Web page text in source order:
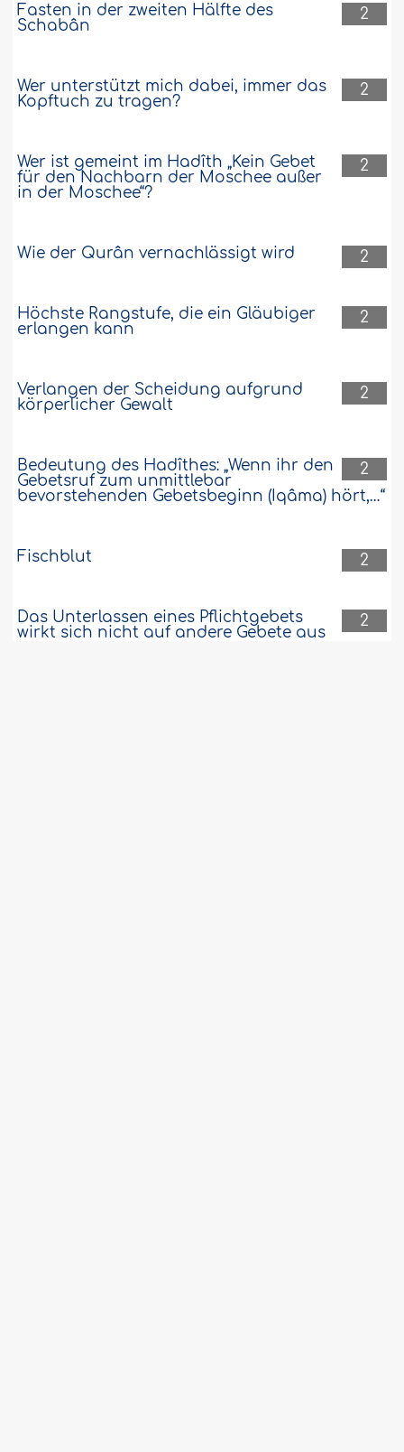
2
Fasten in der zweiten Hälfte des
Schabân
2
Wer unterstützt mich dabei, immer das
Kopftuch zu tragen?
2
Wer ist gemeint im Hadîth „Kein Gebet
für den Nachbarn der Moschee außer
in der Moschee“?
2
Wie der Qurân vernachlässigt wird
2
Höchste Rangstufe, die ein Gläubiger
erlangen kann
2
Verlangen der Scheidung aufgrund
körperlicher Gewalt
2
Bedeutung des Hadîthes: „Wenn ihr den
Gebetsruf zum unmittlebar
bevorstehenden Gebetsbeginn (Iqâma) hört,…“
2
Fischblut
2
Das Unterlassen eines Pflichtgebets
wirkt sich nicht auf andere Gebete aus